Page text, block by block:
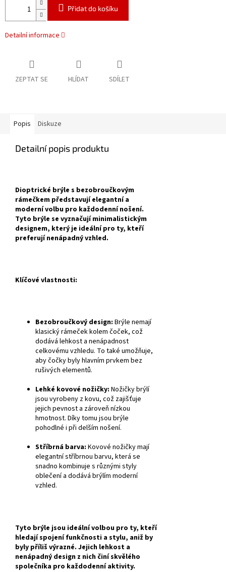
Přidat do košíku
Detailní informace
ZEPTAT SE HLÍDAT SDÍLET
Popis Diskuze
Detailní popis produktu
Dioptrické brýle s bezobroučkovým
rámečkem představují elegantní a
moderní volbu pro každodenní nošení.
Tyto brýle se vyznačují minimalistickým
designem, který je ideální pro ty, kteří
preferují nenápadný vzhled.
Klíčové vlastnosti:
Bezobroučkový design: Brýle nemají
klasický rámeček kolem čoček, což
dodává lehkost a nenápadnost
celkovému vzhledu. To také umožňuje,
aby čočky byly hlavním prvkem bez
rušivých elementů.
Lehké kovové nožičky: Nožičky brýlí
jsou vyrobeny z kovu, což zajišťuje
jejich pevnost a zároveň nízkou
hmotnost. Díky tomu jsou brýle
pohodlné i při delším nošení.
Stříbrná barva: Kovové nožičky mají
elegantní stříbrnou barvu, která se
snadno kombinuje s různými styly
oblečení a dodává brýlím moderní
vzhled.
Tyto brýle jsou ideální volbou pro ty, kteří
hledají spojení funkčnosti a stylu, aniž by
byly příliš výrazné. Jejich lehkost a
nenápadný design z nich činí skvělého
společníka pro každodenní aktivity.